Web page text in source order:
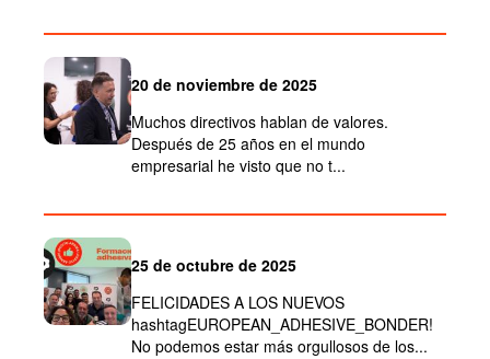
20 de noviembre de 2025
Muchos directivos hablan de valores.
Después de 25 años en el mundo
empresarial he visto que no t...
25 de octubre de 2025
FELICIDADES A LOS NUEVOS
hashtagEUROPEAN_ADHESIVE_BONDER!
No podemos estar más orgullosos de los...